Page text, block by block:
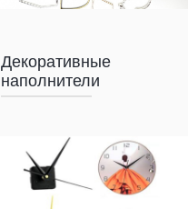
Декоративные
наполнители